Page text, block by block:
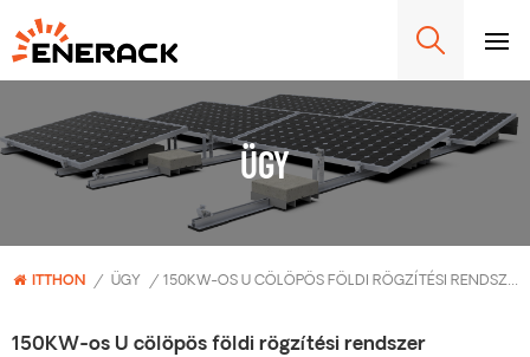
ÜGY
ITTHON / ÜGY / 150KW-OS U CÖLÖPÖS FÖLDI RÖGZÍTÉSI RENDSZER MEXIKÓBAN
150KW-os U cölöpös földi rögzítési rendszer